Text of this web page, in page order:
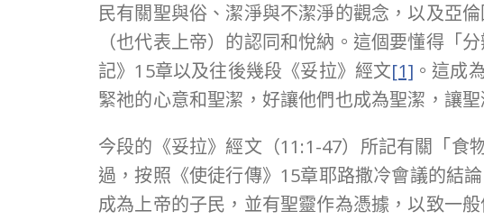
民有關聖與俗、潔淨與不潔淨的觀念，以及亞
（也代表上帝）的認同和悅納。這個要懂得「
記》15章以及往後幾段《妥拉》經文[1] 。這成
緊祂的心意和聖潔，好讓他們也成為聖潔，讓
今段的《妥拉》經文（11:1-47）所記有關「食
過，按照《使徒行傳》15章耶路撒冷會議的結
成為上帝的子民，並有聖靈作為憑據，以致一